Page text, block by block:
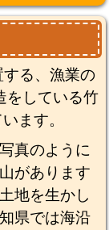
る、漁業の
をしている竹
ます。
真のように
があります
地を生かし
県では海沿